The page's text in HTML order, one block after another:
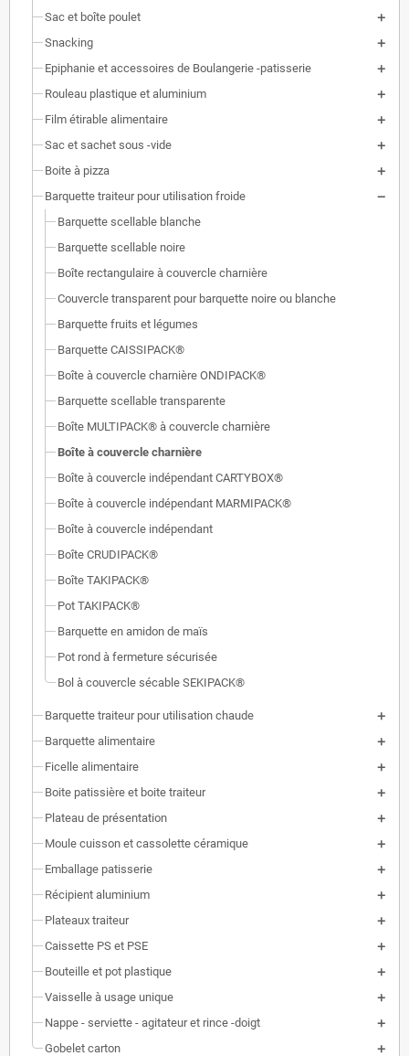
Sac et boîte poulet
Snacking
Epiphanie et accessoires de Boulangerie -patisserie
Rouleau plastique et aluminium
Film étirable alimentaire
Sac et sachet sous -vide
Boite à pizza
Barquette traiteur pour utilisation froide
Barquette scellable blanche
Barquette scellable noire
Boîte rectangulaire à couvercle charnière
Couvercle transparent pour barquette noire ou blanche
Barquette fruits et légumes
Barquette CAISSIPACK®
Boîte à couvercle charnière ONDIPACK®
Barquette scellable transparente
Boîte MULTIPACK® à couvercle charnière
Boîte à couvercle charnière
Boîte à couvercle indépendant CARTYBOX®
Boîte à couvercle indépendant MARMIPACK®
Boîte à couvercle indépendant
Boîte CRUDIPACK®
Boîte TAKIPACK®
Pot TAKIPACK®
Barquette en amidon de maïs
Pot rond à fermeture sécurisée
Bol à couvercle sécable SEKIPACK®
Barquette traiteur pour utilisation chaude
Barquette alimentaire
Ficelle alimentaire
Boite patissière et boite traiteur
Plateau de présentation
Moule cuisson et cassolette céramique
Emballage patisserie
Récipient aluminium
Plateaux traiteur
Caissette PS et PSE
Bouteille et pot plastique
Vaisselle à usage unique
Nappe - serviette - agitateur et rince -doigt
Gobelet carton